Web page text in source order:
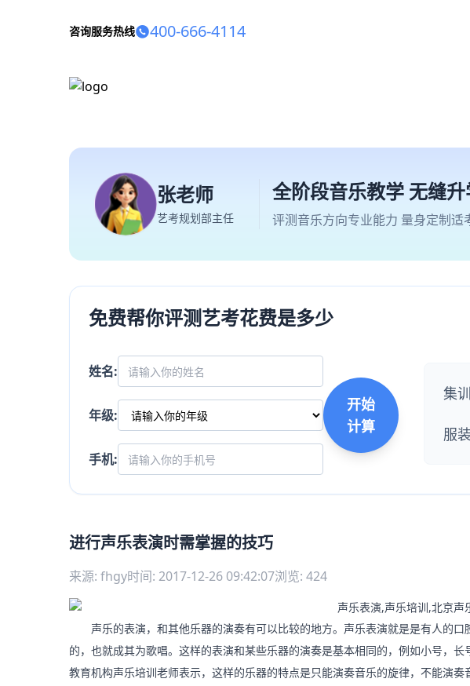
咨询服务热线 400-666-4114
张老师
艺考规划部主任
全阶段音乐教学 无缝
评测音乐方向专业能力 量身定制适
免费帮你评测艺考花费是多少
姓名:
年级:
手机:
开始
计算
集
服
进行声乐表演时需掌握的技巧
来源: fhgy时间: 2017-12-26 09:42:07浏览: 424
声乐的表演，和其他乐器的演奏有可以比较的地方。声乐表演就是是有人的口
的，也就成其为歌唱。这样的表演和某些乐器的演奏是基本相同的，例如小号，
教育机构声乐培训老师表示，这样的乐器的特点是只能演奏音乐的旋律，不能演